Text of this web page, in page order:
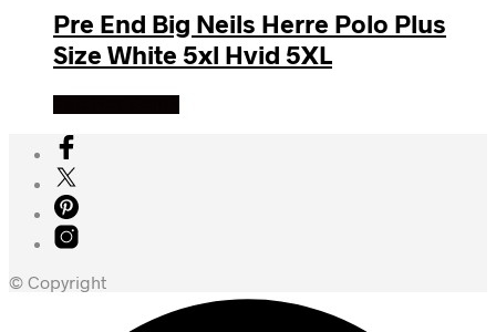
Pre End Big Neils Herre Polo Plus
Size White 5xl Hvid 5XL
© Copyright